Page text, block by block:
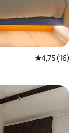
Évaluation
4,75 (16)